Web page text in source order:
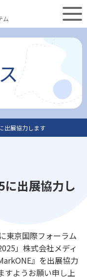
ム
出展協力します
出展協力し
東京国際フォーラム
」株式会社メディ
』を出展協力
すようお願い申し上